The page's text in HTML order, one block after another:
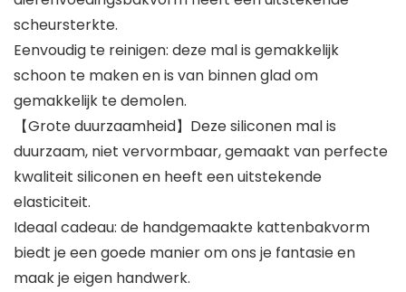
scheursterkte.
Eenvoudig te reinigen: deze mal is gemakkelijk
schoon te maken en is van binnen glad om
gemakkelijk te demolen.
【Grote duurzaamheid】Deze siliconen mal is
duurzaam, niet vervormbaar, gemaakt van perfecte
kwaliteit siliconen en heeft een uitstekende
elasticiteit.
Ideaal cadeau: de handgemaakte kattenbakvorm
biedt je een goede manier om ons je fantasie en
maak je eigen handwerk.